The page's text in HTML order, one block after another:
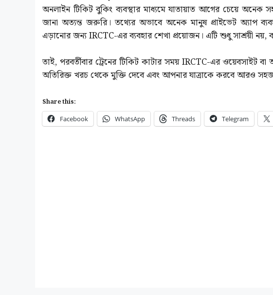
অনলাইন টিকিট বুকিং ব্যবস্থার মাধ্যমে যাতায়াত আগের চেয়ে
জানা অত্যন্ত জরুরি। তথ্যের অভাবে অনেক মানুষ প্রাইভেট অ্যাপ
এড়ানোর জন্য IRCTC-এর ব্যবহার শেখা প্রয়োজন। এটি শুধু সাশ্রয়ী নয়,
তাই, পরবর্তীবার ট্রেনের টিকিট কাটার সময় IRCTC-এর ওয়েবসাইট
অতিরিক্ত খরচ থেকে মুক্তি দেবে এবং আপনার যাত্রাকে করবে আরও সহজ
Share this:
Facebook WhatsApp Threads Telegram